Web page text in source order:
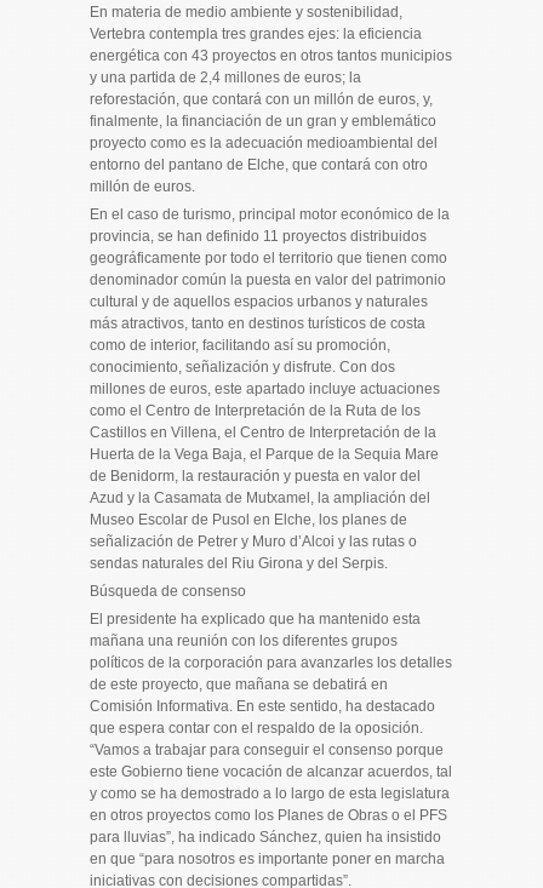
En materia de medio ambiente y sostenibilidad,
Vertebra contempla tres grandes ejes: la eficiencia
energética con 43 proyectos en otros tantos municipios
y una partida de 2,4 millones de euros; la
reforestación, que contará con un millón de euros, y,
finalmente, la financiación de un gran y emblemático
proyecto como es la adecuación medioambiental del
entorno del pantano de Elche, que contará con otro
millón de euros.
En el caso de turismo, principal motor económico de la
provincia, se han definido 11 proyectos distribuidos
geográficamente por todo el territorio que tienen como
denominador común la puesta en valor del patrimonio
cultural y de aquellos espacios urbanos y naturales
más atractivos, tanto en destinos turísticos de costa
como de interior, facilitando así su promoción,
conocimiento, señalización y disfrute. Con dos
millones de euros, este apartado incluye actuaciones
como el Centro de Interpretación de la Ruta de los
Castillos en Villena, el Centro de Interpretación de la
Huerta de la Vega Baja, el Parque de la Sequia Mare
de Benidorm, la restauración y puesta en valor del
Azud y la Casamata de Mutxamel, la ampliación del
Museo Escolar de Pusol en Elche, los planes de
señalización de Petrer y Muro d’Alcoi y las rutas o
sendas naturales del Riu Girona y del Serpis.
Búsqueda de consenso
El presidente ha explicado que ha mantenido esta
mañana una reunión con los diferentes grupos
políticos de la corporación para avanzarles los detalles
de este proyecto, que mañana se debatirá en
Comisión Informativa. En este sentido, ha destacado
que espera contar con el respaldo de la oposición.
“Vamos a trabajar para conseguir el consenso porque
este Gobierno tiene vocación de alcanzar acuerdos, tal
y como se ha demostrado a lo largo de esta legislatura
en otros proyectos como los Planes de Obras o el PFS
para lluvias”, ha indicado Sánchez, quien ha insistido
en que “para nosotros es importante poner en marcha
iniciativas con decisiones compartidas”.